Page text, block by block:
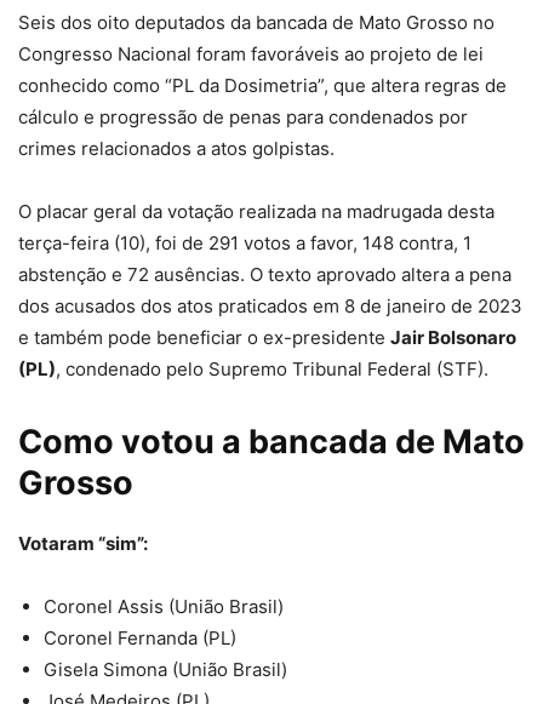
Seis dos oito deputados da bancada de Mato Grosso no
Congresso Nacional foram favoráveis ao projeto de lei
conhecido como “PL da Dosimetria”, que altera regras de
cálculo e progressão de penas para condenados por
crimes relacionados a atos golpistas.
O placar geral da votação realizada na madrugada desta
terça-feira (10), foi de 291 votos a favor, 148 contra, 1
abstenção e 72 ausências. O texto aprovado altera a pena
dos acusados dos atos praticados em 8 de janeiro de 2023
e também pode beneficiar o ex-presidente Jair Bolsonaro
(PL), condenado pelo Supremo Tribunal Federal (STF).
Como votou a bancada de Mato
Grosso
Votaram “sim”:
Coronel Assis (União Brasil)
Coronel Fernanda (PL)
Gisela Simona (União Brasil)